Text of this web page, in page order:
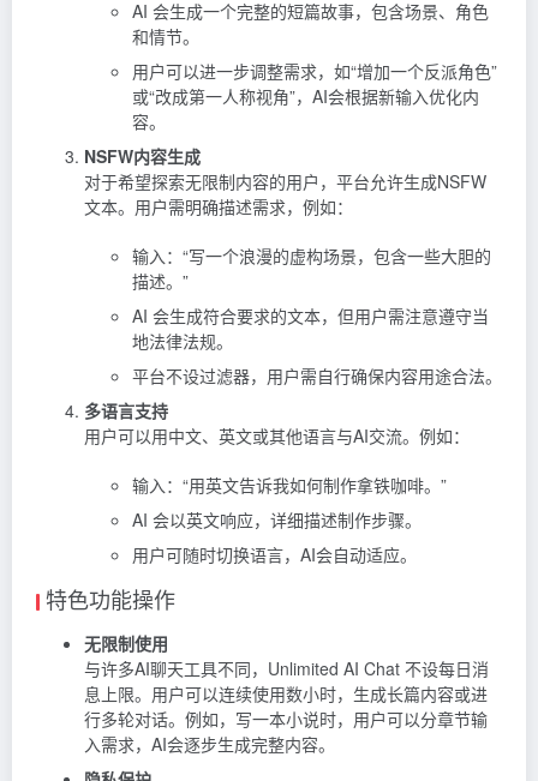
AI 会生成一个完整的短篇故事，包含场景、角色
和情节。
用户可以进一步调整需求，如“增加一个反派角色”
或“改成第一人称视角”，AI会根据新输入优化内
容。
NSFW内容生成
对于希望探索无限制内容的用户，平台允许生成NSFW
文本。用户需明确描述需求，例如：
输入：“写一个浪漫的虚构场景，包含一些大胆的
描述。”
AI 会生成符合要求的文本，但用户需注意遵守当
地法律法规。
平台不设过滤器，用户需自行确保内容用途合法。
多语言支持
用户可以用中文、英文或其他语言与AI交流。例如：
输入：“用英文告诉我如何制作拿铁咖啡。”
AI 会以英文响应，详细描述制作步骤。
用户可随时切换语言，AI会自动适应。
特色功能操作
无限制使用
与许多AI聊天工具不同，Unlimited AI Chat 不设每日消
息上限。用户可以连续使用数小时，生成长篇内容或进
行多轮对话。例如，写一本小说时，用户可以分章节输
入需求，AI会逐步生成完整内容。